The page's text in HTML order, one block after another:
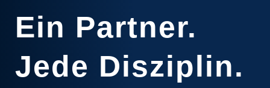
Ein Partner.
Jede Disziplin.